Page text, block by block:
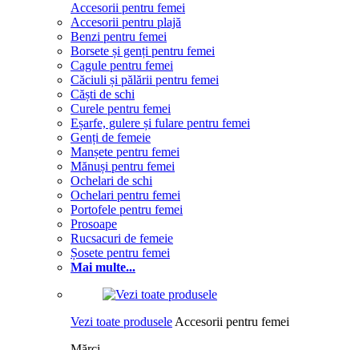
Accesorii pentru femei
Accesorii pentru plajă
Benzi pentru femei
Borsete și genți pentru femei
Cagule pentru femei
Căciuli și pălării pentru femei
Căști de schi
Curele pentru femei
Eșarfe, gulere și fulare pentru femei
Genți de femeie
Manșete pentru femei
Mănuși pentru femei
Ochelari de schi
Ochelari pentru femei
Portofele pentru femei
Prosoape
Rucsacuri de femeie
Șosete pentru femei
Mai multe...
Vezi toate produsele Accesorii pentru femei